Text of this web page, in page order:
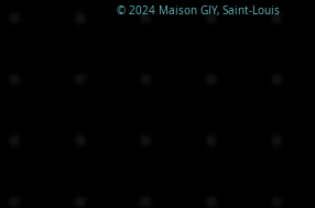
© 2024 ​Maison GIY, Saint-